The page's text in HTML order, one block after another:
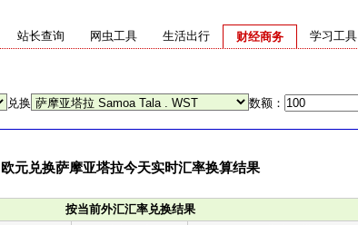
站长查询 网虫工具 生活出行
财经商务
学习工具
兑换 数额：
欧元兑换萨摩亚塔拉今天实时汇率换算结果
按当前外汇汇率兑换结果